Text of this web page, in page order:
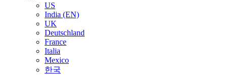
US
India (EN)
UK
Deutschland
France
Italia
Mexico
한국